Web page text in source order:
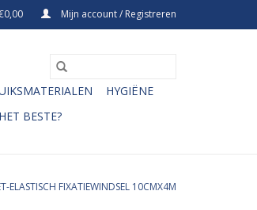
Mijn account / Registreren
HYGIËNE
BESTE?
ELASTISCH FIXATIEWINDSEL 10CMX4M